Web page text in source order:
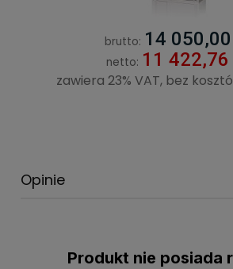
brutto: 14 050,00
netto: 11 422,76
zawiera 23% VAT, bez
Opinie
Produkt nie posiada